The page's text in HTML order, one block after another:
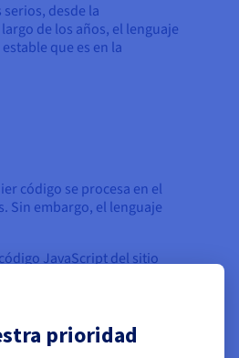
desde la
de los años, el lenguaje
que es en la
código se procesa en el
Sin embargo, el lenguaje
JavaScript del sitio
elementos dinámicos
y, potencialmente,
los usuarios a disfrutar de
prioridad